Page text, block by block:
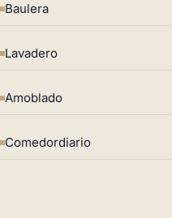
Baulera
Lavadero
Amoblado
Comedordiario